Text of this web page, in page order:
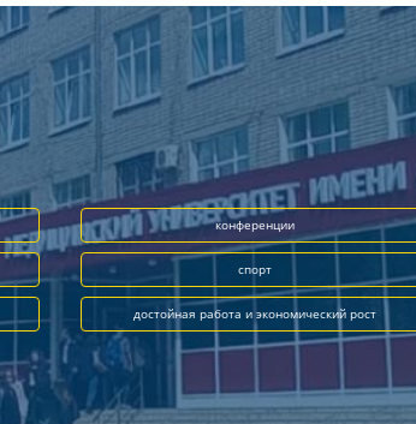
конференции
спорт
достойная работа и экономический рост